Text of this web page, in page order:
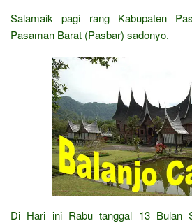
Salamaik pagi rang Kabupaten
Pasaman Barat (Pasbar) sadonyo.
Di Hari ini Rabu tanggal 13 Bulan